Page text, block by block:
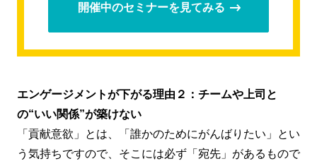
開催中のセミナーを見てみる
エンゲージメントが下がる理由２：チームや上司と
の“いい関係”が築けない
「貢献意欲」とは、「誰かのためにがんばりたい」とい
う気持ちですので、そこには必ず「宛先」があるもので